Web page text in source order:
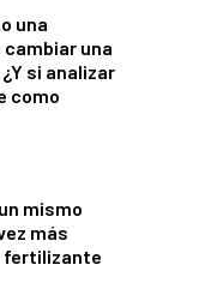
una
una
si analizar
como
mismo
más
fertilizante